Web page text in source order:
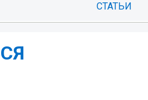
СТАТЬИ